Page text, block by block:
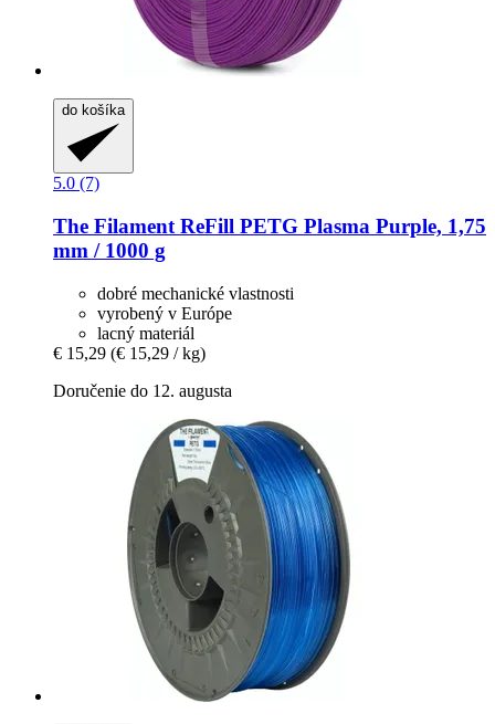
do košíka
5.0 (7)
The Filament ReFill PETG Plasma Purple, 1,75
mm / 1000 g
dobré mechanické vlastnosti
vyrobený v Európe
lacný materiál
€ 15,29 (€ 15,29 / kg)
Doručenie do 12. augusta